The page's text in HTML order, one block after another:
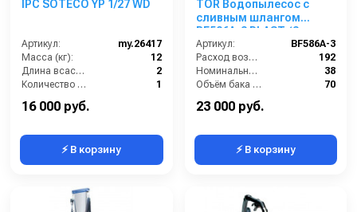
IPC SOTECO YP 1/27 WD
Артикул:
my.26417
Масса (кг):
12
Длина всасывающего шланга (м):
2
Количество турбин (шт):
1
Емкость бака для мусора (л):
16 000 руб.
⚡ В корзину
TOR Водопылесос с
сливным шлангом
BF586A-3 PLAST (3
мотора)
Артикул:
BF586A-3
Расход воздуха (л/сек):
192
Номинальный диаметр принадлежностей (мм):
38
Объём бака (л):
70
Рабочая ширина основной насадки (мм):
23 000 руб.
⚡ В корзину